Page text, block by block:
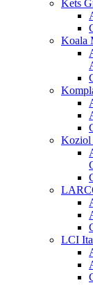
Kets
Koala
Koziol
LCI